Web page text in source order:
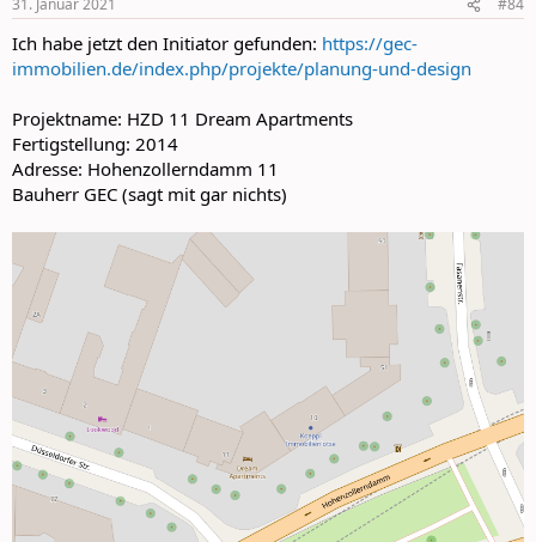
s
31. Januar 2021 #84
Ich habe jetzt den Initiator gefunden: https://gec-
immobilien.de/index.php/projekte/planung-und-design
Projektname: HZD 11 Dream Apartments
Fertigstellung: 2014
Adresse: Hohenzollerndamm 11
Bauherr GEC (sagt mit gar nichts)